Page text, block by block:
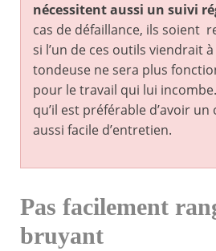
nécessitent aussi un suivi
cas de défaillance, ils soient
si l’un de ces outils viendrait
tondeuse ne sera plus
pour le travail qui lui
qu’il est préférable d’avoir
aussi facile d’entretien.
Pas facilement
bruyant